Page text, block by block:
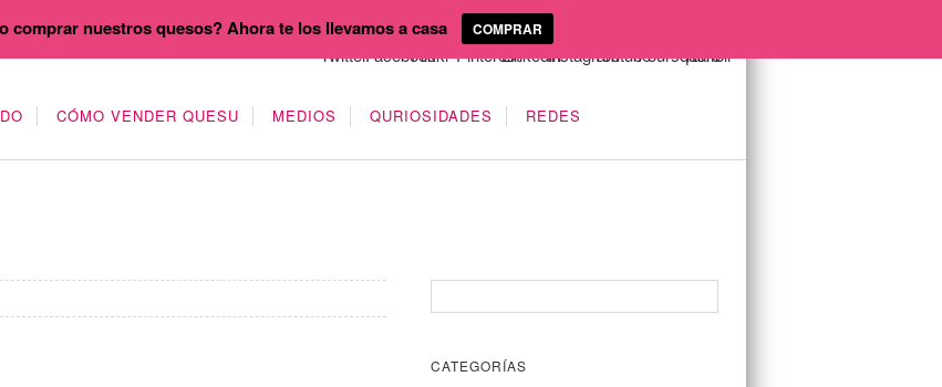
CÓMO VENDER QUESU MEDIOS QURIOSIDADES REDES
CATEGORÍAS
comprar nuestros quesos? Ahora te los llevamos a casa COMPRAR